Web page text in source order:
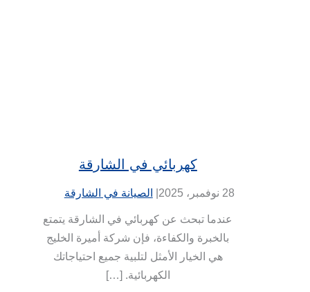
كهربائي في الشارقة
28 نوفمبر، 2025 | الصيانة في الشارقة
عندما تبحث عن كهربائي في الشارقة يتمتع
بالخبرة والكفاءة، فإن شركة أميرة الخليج
هي الخيار الأمثل لتلبية جميع احتياجاتك
الكهربائية. […]